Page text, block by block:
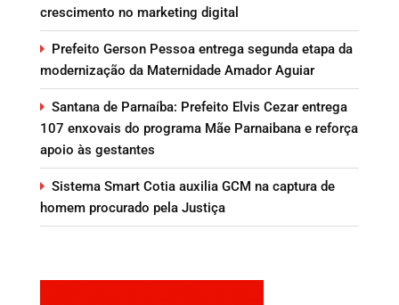
crescimento no marketing digital
Prefeito Gerson Pessoa entrega segunda etapa da
modernização da Maternidade Amador Aguiar
Santana de Parnaíba: Prefeito Elvis Cezar entrega
107 enxovais do programa Mãe Parnaibana e reforça
apoio às gestantes
Sistema Smart Cotia auxilia GCM na captura de
homem procurado pela Justiça